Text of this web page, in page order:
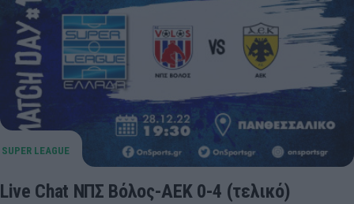
Live Chat ΝΠΣ Βόλος-ΑΕΚ 0-4 (τελικό)